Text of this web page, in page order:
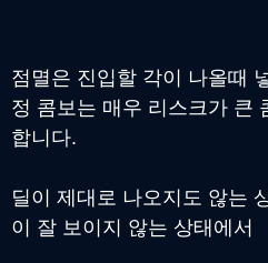
점멸은 진입할 각이 나올때
정 콤보는 매우 리스크가 큰
합니다.
딜이 제대로 나오지도 않는
이 잘 보이지 않는 상태에서